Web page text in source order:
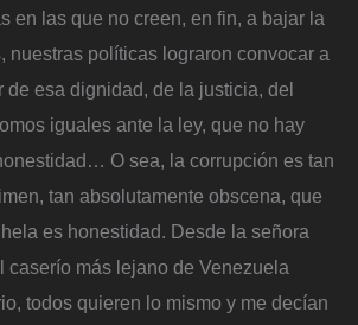
en las que no creen, en fin, a bajar la
nuestras políticas lograron convocar a
de esa dignidad, de la justicia, del
iguales ante la ley, que no hay
O sea, la corrupción es tan
tan absolutamente obscena, que
es honestidad. Desde la señora
caserío más lejano de Venezuela
todos quieren lo mismo y me decían